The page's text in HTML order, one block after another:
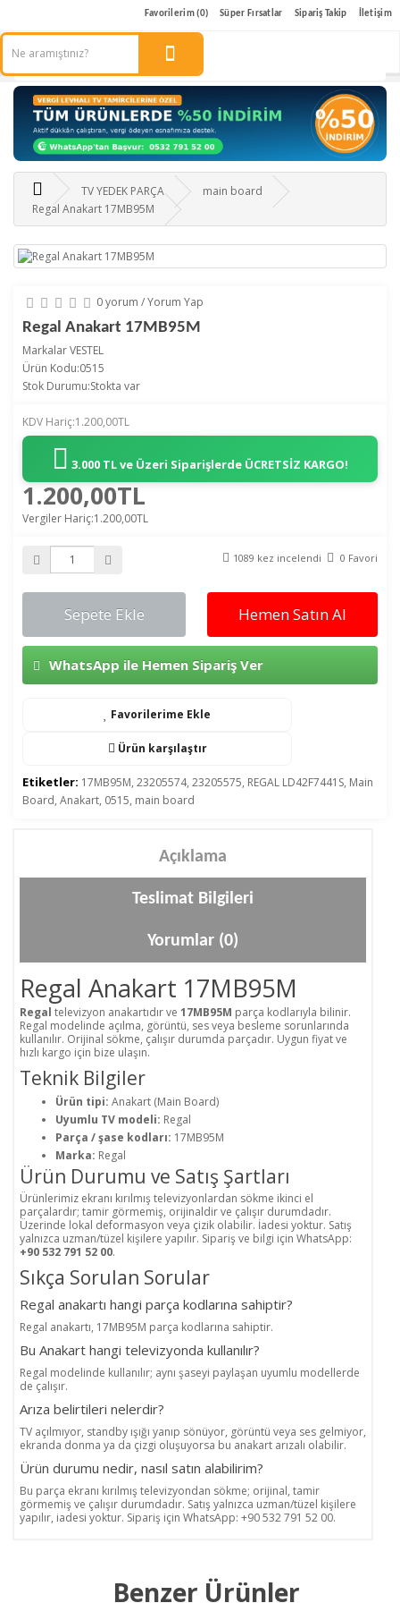
Favorilerim (0) Süper Fırsatlar Sipariş Takip İletişim
TV YEDEK PARÇA
main board
Regal Anakart 17MB95M
0 yorum /Yorum Yap
Regal Anakart 17MB95M
MarkalarVESTEL
Ürün Kodu:0515
Stok Durumu:Stokta var
KDV Hariç:1.200,00TL
3.000 TL ve Üzeri Siparişlerde ÜCRETSİZ KARGO!
1.200,00TL
Vergiler Hariç:1.200,00TL
1089 kez incelendi 0 Favori
Sepete Ekle Hemen Satın Al
WhatsApp ile Hemen Sipariş Ver
Favorilerime Ekle
Ürün karşılaştır
Etiketler: 17MB95M, 23205574, 23205575, REGAL LD42F7441S, Main
Board, Anakart, 0515, main board
Açıklama
Teslimat Bilgileri
Yorumlar (0)
Regal Anakart 17MB95M
Regal televizyon anakartıdır ve 17MB95M parça kodlarıyla bilinir.
Regal modelinde açılma, görüntü, ses veya besleme sorunlarında
kullanılır. Orijinal sökme, çalışır durumda parçadır. Uygun fiyat ve
hızlı kargo için bize ulaşın.
Teknik Bilgiler
Ürün tipi: Anakart (Main Board)
Uyumlu TV modeli: Regal
Parça / şase kodları: 17MB95M
Marka: Regal
Ürün Durumu ve Satış Şartları
Ürünlerimiz ekranı kırılmış televizyonlardan sökme ikinci el
parçalardır; tamir görmemiş, orijinaldir ve çalışır durumdadır.
Üzerinde lokal deformasyon veya çizik olabilir. İadesi yoktur. Satış
yalnızca uzman/tüzel kişilere yapılır. Sipariş ve bilgi için WhatsApp:
+90 532 791 52 00.
Sıkça Sorulan Sorular
Regal anakartı hangi parça kodlarına sahiptir?
Regal anakartı, 17MB95M parça kodlarına sahiptir.
Bu Anakart hangi televizyonda kullanılır?
Regal modelinde kullanılır; aynı şaseyi paylaşan uyumlu modellerde
de çalışır.
Arıza belirtileri nelerdir?
TV açılmıyor, standby ışığı yanıp sönüyor, görüntü veya ses gelmiyor,
ekranda donma ya da çizgi oluşuyorsa bu anakart arızalı olabilir.
Ürün durumu nedir, nasıl satın alabilirim?
Bu parça ekranı kırılmış televizyondan sökme; orijinal, tamir
görmemiş ve çalışır durumdadır. Satış yalnızca uzman/tüzel kişilere
yapılır, iadesi yoktur. Sipariş için WhatsApp: +90 532 791 52 00.
Benzer Ürünler